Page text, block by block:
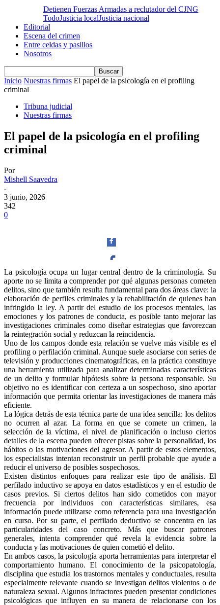
Detienen Fuerzas Armadas a reclutador del CJNG
TodoJusticia localJusticia nacional
Editorial
Escena del crimen
Entre celdas y pasillos
Nosotros
Inicio Nuestras firmas El papel de la psicología en el profiling
criminal
Tribuna judicial
Nuestras firmas
El papel de la psicología en el profiling
criminal
Por
Mishell Saavedra
-
3 junio, 2026
342
0
Facebook
Twitter
Whatsapp
Linkedin
La psicología ocupa un lugar central dentro de la criminología. Su
aporte no se limita a comprender por qué algunas personas cometen
delitos, sino que también resulta fundamental para dos áreas clave: la
elaboración de perfiles criminales y la rehabilitación de quienes han
infringido la ley. A partir del estudio de los procesos mentales, las
emociones y los patrones de conducta, es posible tanto mejorar las
investigaciones criminales como diseñar estrategias que favorezcan
la reintegración social y reduzcan la reincidencia.
Uno de los campos donde esta relación se vuelve más visible es el
profiling o perfilación criminal. Aunque suele asociarse con series de
televisión y producciones cinematográficas, en la práctica constituye
una herramienta utilizada para analizar determinadas características
de un delito y formular hipótesis sobre la persona responsable. Su
objetivo no es identificar con certeza a un sospechoso, sino aportar
información que permita orientar las investigaciones de manera más
eficiente.
La lógica detrás de esta técnica parte de una idea sencilla: los delitos
no ocurren al azar. La forma en que se comete un crimen, la
selección de la víctima, el nivel de planificación o incluso ciertos
detalles de la escena pueden ofrecer pistas sobre la personalidad, los
hábitos o las motivaciones del agresor. A partir de estos elementos,
los especialistas intentan reconstruir un perfil probable que ayude a
reducir el universo de posibles sospechosos.
Existen distintos enfoques para realizar este tipo de análisis. El
perfilado inductivo se apoya en datos estadísticos y en el estudio de
casos previos. Si ciertos delitos han sido cometidos con mayor
frecuencia por individuos con características similares, esa
información puede utilizarse como referencia para una investigación
en curso. Por su parte, el perfilado deductivo se concentra en las
particularidades del caso concreto. Más que buscar patrones
generales, intenta comprender qué revela la evidencia sobre la
conducta y las motivaciones de quien cometió el delito.
En ambos casos, la psicología aporta herramientas para interpretar el
comportamiento humano. El conocimiento de la psicopatología,
disciplina que estudia los trastornos mentales y conductuales, resulta
especialmente relevante cuando se investigan delitos violentos o de
naturaleza sexual. Algunos infractores pueden presentar condiciones
psicológicas que influyen en su manera de relacionarse con los